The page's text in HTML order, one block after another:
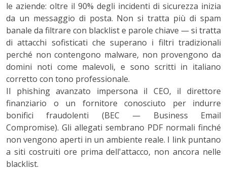
le aziende: oltre il 90% degli incidenti di sicurezza inizia
da un messaggio di posta. Non si tratta più di spam
banale da filtrare con blacklist e parole chiave — si tratta
di attacchi sofisticati che superano i filtri tradizionali
perché non contengono malware, non provengono da
domini noti come malevoli, e sono scritti in italiano
corretto con tono professionale.
Il phishing avanzato impersona il CEO, il direttore
finanziario o un fornitore conosciuto per indurre
bonifici fraudolenti (BEC — Business Email
Compromise). Gli allegati sembrano PDF normali finché
non vengono aperti in un ambiente reale. I link puntano
a siti costruiti ore prima dell'attacco, non ancora nelle
blacklist.